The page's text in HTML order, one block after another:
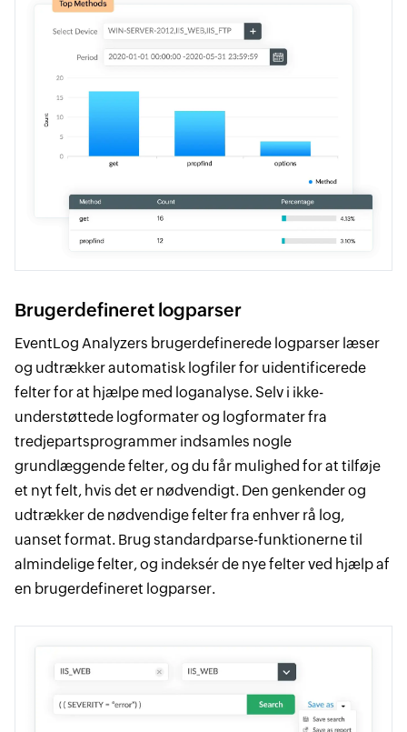
Brugerdefineret logparser
EventLog Analyzers brugerdefinerede logparser læser
og udtrækker automatisk logfiler for uidentificerede
felter for at hjælpe med loganalyse. Selv i ikke-
understøttede logformater og logformater fra
tredjepartsprogrammer indsamles nogle
grundlæggende felter, og du får mulighed for at tilføje
et nyt felt, hvis det er nødvendigt. Den genkender og
udtrækker de nødvendige felter fra enhver rå log,
uanset format. Brug standardparse-funktionerne til
almindelige felter, og indeksér de nye felter ved hjælp af
en brugerdefineret logparser.